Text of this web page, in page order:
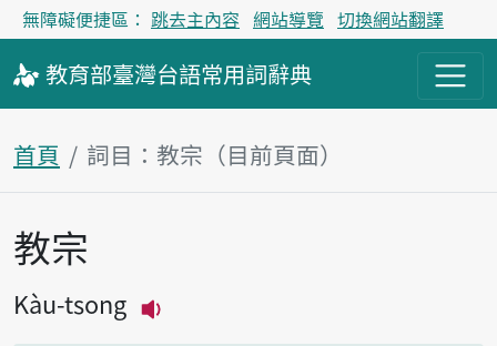
無障礙便捷區： 跳去主內容 網站導覽 切換網站翻譯
教育部臺灣台語常用詞辭典
首頁 詞目：教宗（目前頁面）
主內容區塊
教宗
Kàu-tsong